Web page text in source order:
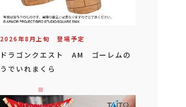
2026年8月上旬 登場予定
ドラゴンクエスト AM ゴーレムの
うでいれまくら